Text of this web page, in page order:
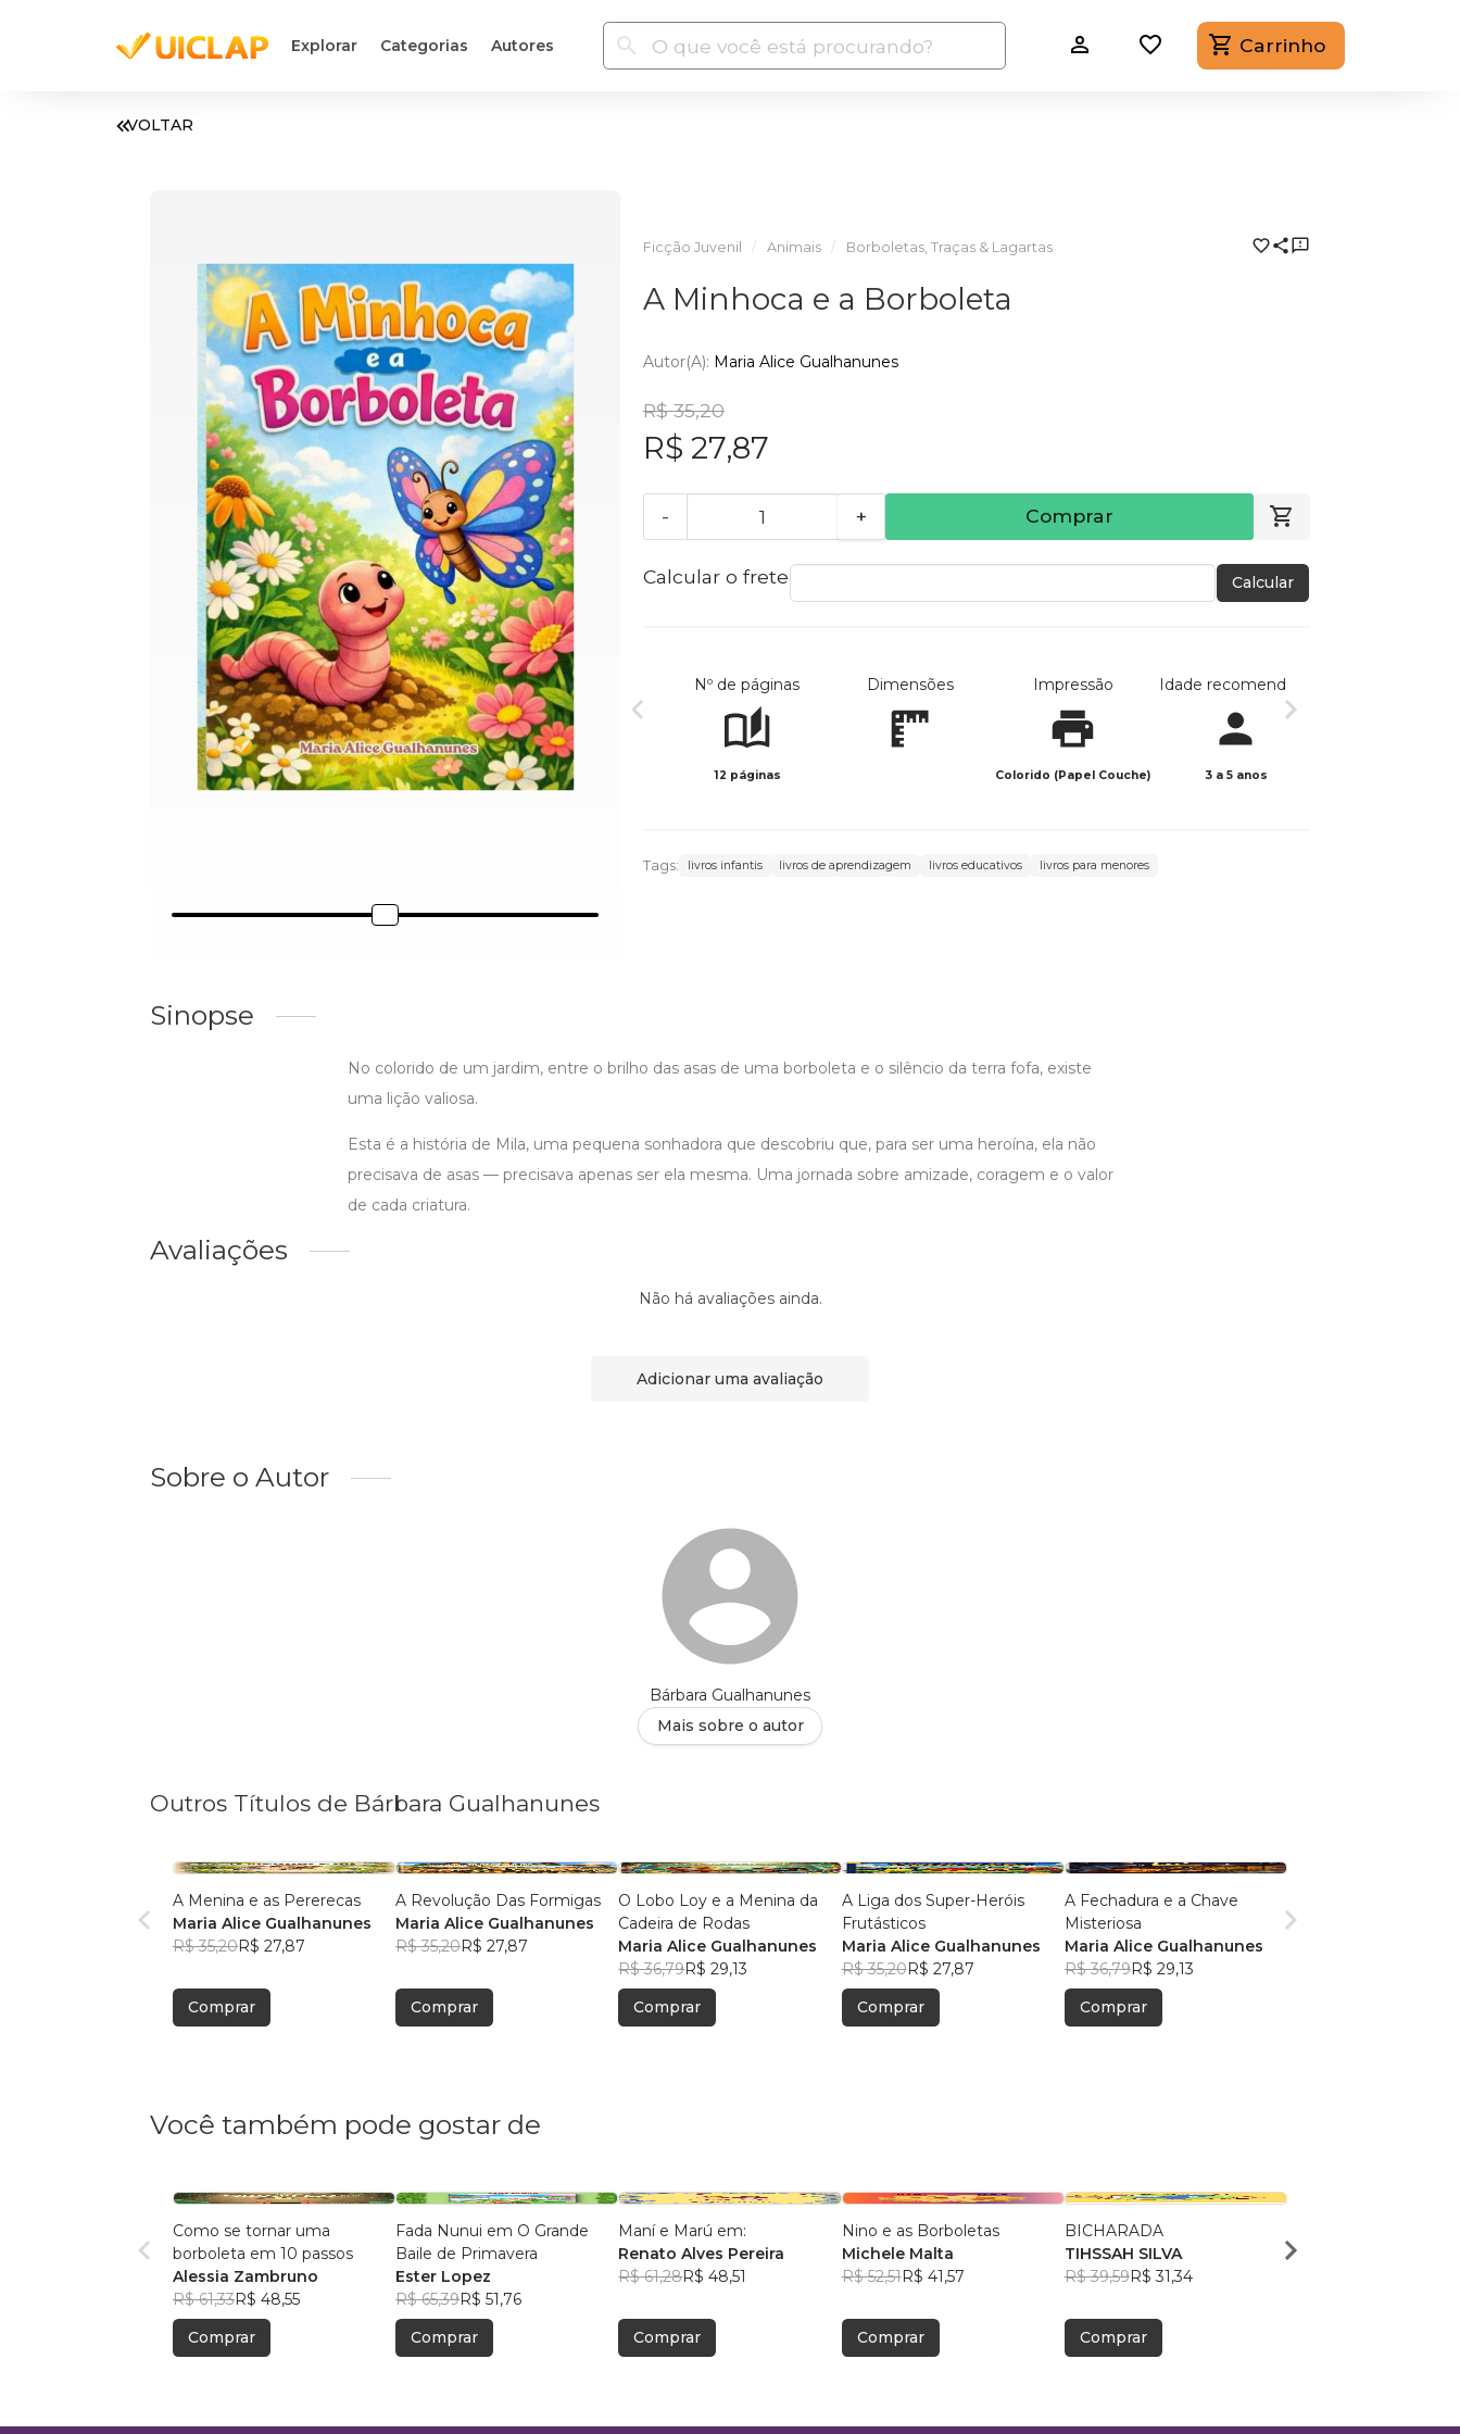
Explorar Categorias Autores Carrinho
VOLTAR
Ficção Juvenil Animais Borboletas, Traças & Lagartas
A Minhoca e a Borboleta
Autor(a): Maria Alice Gualhanunes
R$ 35,20
R$ 27,87
- + Comprar
Calcular o frete Calcular
Nº de páginas
12 páginas
Dimensões Impressão
Colorido (Papel Couche)
Idade recomendada
3 a 5 anos
Tags: livros infantis livros de aprendizagem livros educativos livros para menores
Sinopse
No colorido de um jardim, entre o brilho das asas de uma borboleta e o silêncio da terra fofa, existe
uma lição valiosa.
Esta é a história de Mila, uma pequena sonhadora que descobriu que, para ser uma heroína, ela não
precisava de asas — precisava apenas ser ela mesma. Uma jornada sobre amizade, coragem e o valor
de cada criatura.
Avaliações
Não há avaliações ainda.
Adicionar uma avaliação
Sobre o Autor
Bárbara Gualhanunes
Mais sobre o autor
Outros Títulos de Bárbara Gualhanunes
A Menina e as Pererecas
Maria Alice Gualhanunes
R$ 35,20R$ 27,87
Comprar
A Revolução Das Formigas
Maria Alice Gualhanunes
R$ 35,20R$ 27,87
Comprar
O Lobo Loy e a Menina da
Cadeira de Rodas
Maria Alice Gualhanunes
R$ 36,79R$ 29,13
Comprar
A Liga dos Super-Heróis
Frutásticos
Maria Alice Gualhanunes
R$ 35,20R$ 27,87
Comprar
A Fechadura e a Chave
Misteriosa
Maria Alice Gualhanunes
R$ 36,79R$ 29,13
Comprar
Você também pode gostar de
Como se tornar uma
borboleta em 10 passos
Alessia Zambruno
R$ 61,33R$ 48,55
Comprar
Fada Nunui em O Grande
Baile de Primavera
Ester Lopez
R$ 65,39R$ 51,76
Comprar
Maní e Marú em:
Renato Alves Pereira
R$ 61,28R$ 48,51
Comprar
Nino e as Borboletas
Michele Malta
R$ 52,51R$ 41,57
Comprar
BICHARADA
TIHSSAH SILVA
R$ 39,59R$ 31,34
Comprar
fadas ecológicas